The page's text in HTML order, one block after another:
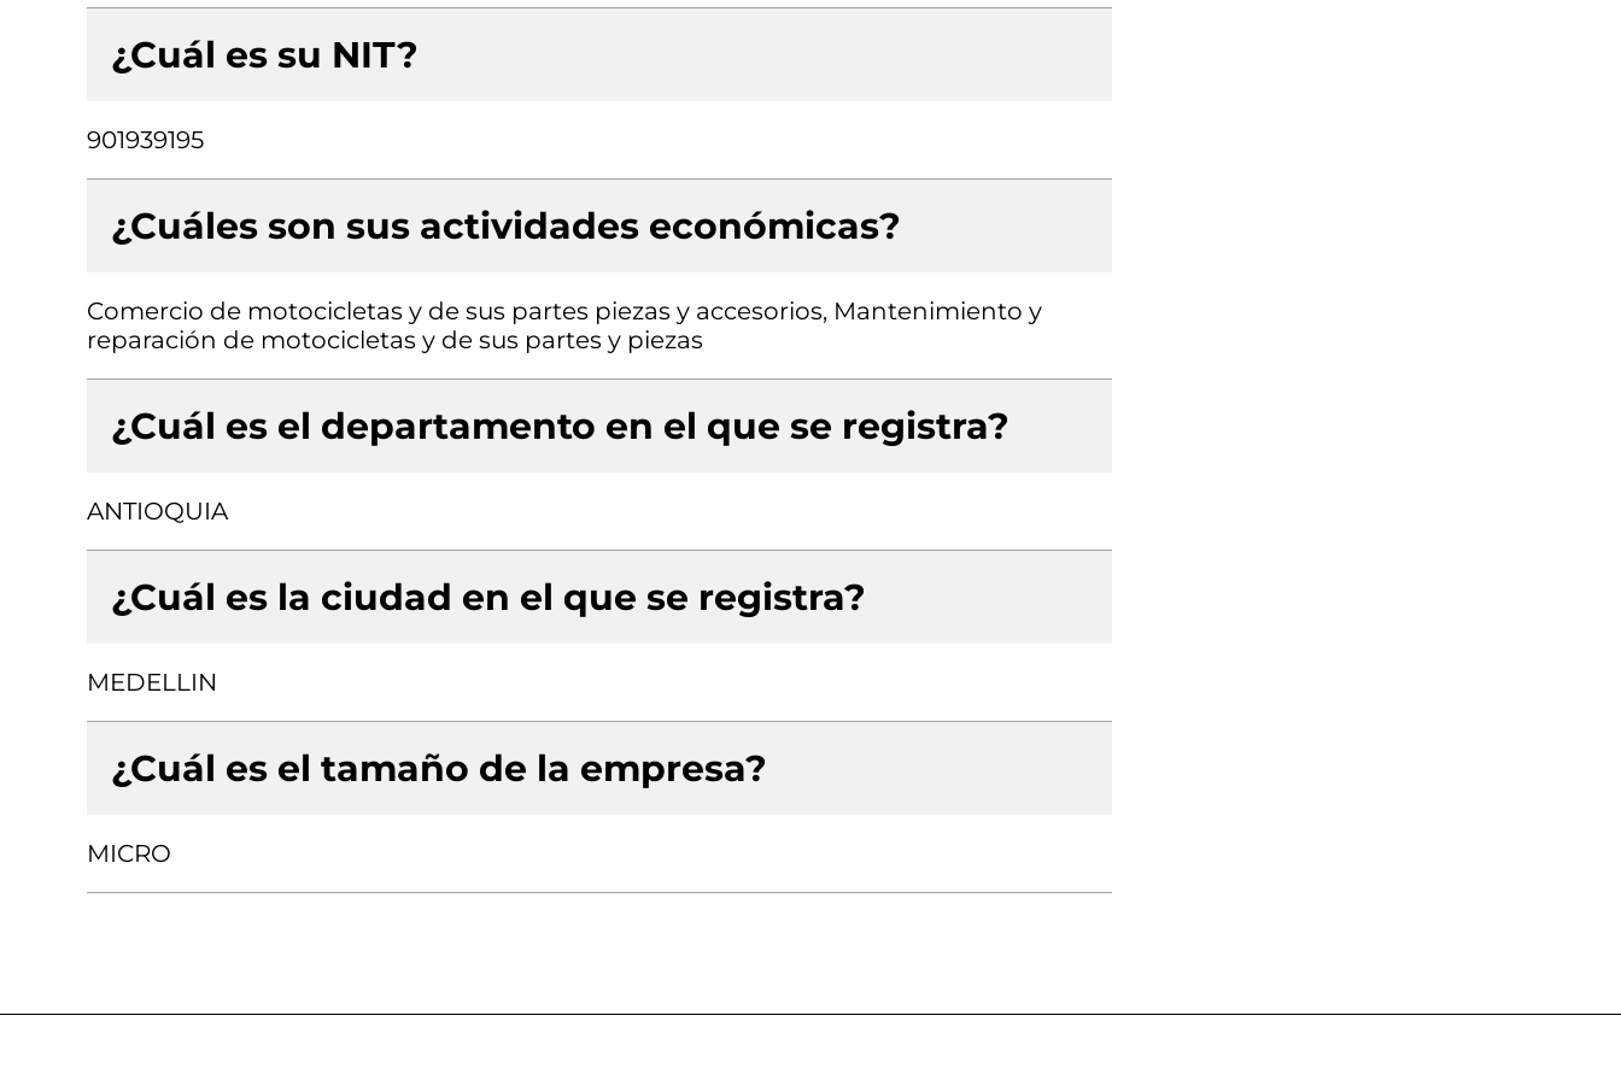
¿Cuál es su NIT?
901939195
¿Cuáles son sus actividades económicas?
Comercio de motocicletas y de sus partes piezas y accesorios, Mantenimiento y
reparación de motocicletas y de sus partes y piezas
¿Cuál es el departamento en el que se registra?
ANTIOQUIA
¿Cuál es la ciudad en el que se registra?
MEDELLIN
¿Cuál es el tamaño de la empresa?
MICRO